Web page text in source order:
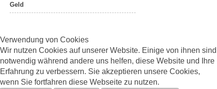
Geld
Verwendung von Cookies
Wir nutzen Cookies auf unserer Website. Einige von ihnen sind
notwendig während andere uns helfen, diese Website und Ihre
Erfahrung zu verbessern. Sie akzeptieren unsere Cookies,
wenn Sie fortfahren diese Webseite zu nutzen.